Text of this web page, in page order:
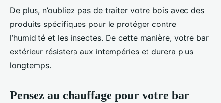
De plus, n’oubliez pas de traiter votre bois avec des
produits spécifiques pour le protéger contre
l’humidité et les insectes. De cette manière, votre bar
extérieur résistera aux intempéries et durera plus
longtemps.
Pensez au chauffage pour votre bar